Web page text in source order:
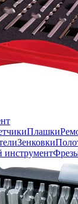
Плашки
Зенковки
инструмент